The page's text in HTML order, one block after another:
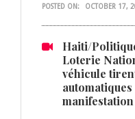
POSTED ON: OCTOBER 17,
Haiti/
Loterie
véhicule